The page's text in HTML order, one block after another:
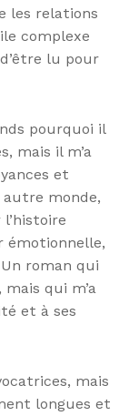
les relations
complexe
lu pour
pourquoi il
mais il m’a
et
autre monde,
émotionnelle,
roman qui
qui m’a
et à ses
mais
longues et